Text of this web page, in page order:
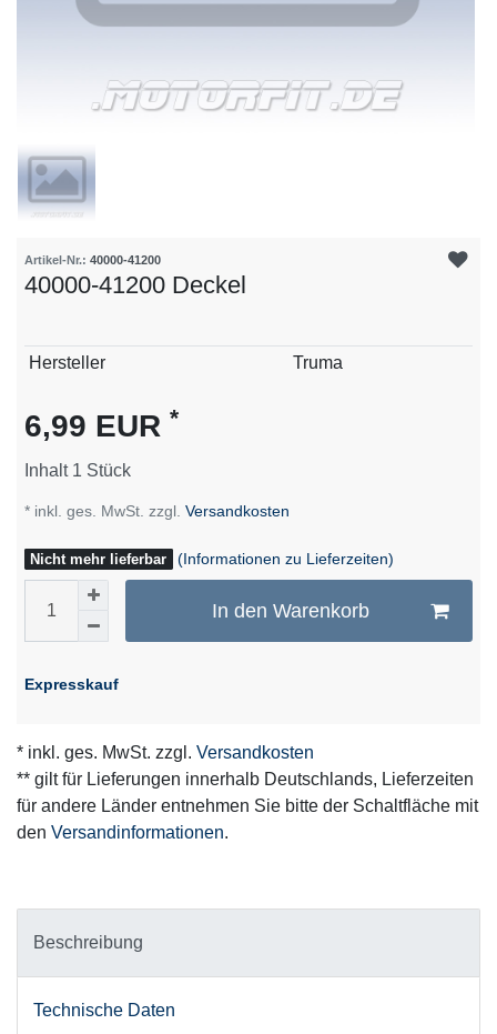
Artikel-Nr.: 40000-41200
40000-41200 Deckel
Technisches
Wert
Hersteller Truma
6,99 EUR *
Inhalt 1 Stück
* inkl. ges. MwSt. zzgl. Versandkosten
Nicht mehr lieferbar (Informationen zu Lieferzeiten)
In den Warenkorb
Expresskauf
* inkl. ges. MwSt. zzgl. Versandkosten
** gilt für Lieferungen innerhalb Deutschlands, Lieferzeiten
für andere Länder entnehmen Sie bitte der Schaltfläche mit
den Versandinformationen.
Beschreibung
Technische Daten